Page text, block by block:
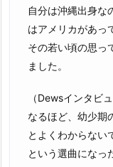
自分は沖縄出身な
はアメリカがあっ
その若い頃の思っ
ました。
（Dewsインタビュ
なるほど、幼少期
とよくわからない
という選曲になっ